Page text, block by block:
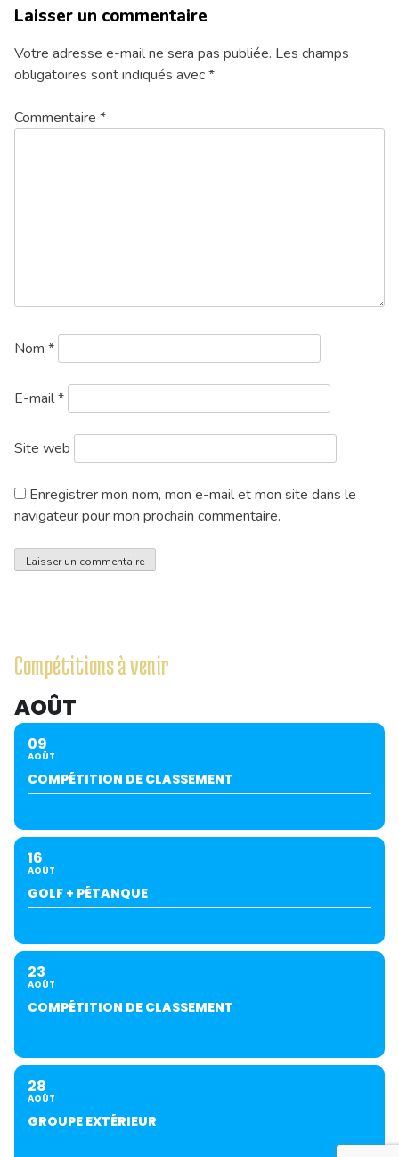
Laisser un commentaire
Votre adresse e-mail ne sera pas publiée. Les champs
obligatoires sont indiqués avec*
Commentaire *
Nom *
E-mail*
Site web
Enregistrer mon nom, mon e-mail et mon site dans le
navigateur pour mon prochain commentaire.
Compétitions à venir
AOÛT
09
AOÛT
COMPÉTITION DE CLASSEMENT
16
AOÛT
GOLF + PÉTANQUE
23
AOÛT
COMPÉTITION DE CLASSEMENT
28
AOÛT
GROUPE EXTÉRIEUR